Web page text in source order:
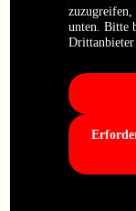
unten. Bitte
Drittanbieter